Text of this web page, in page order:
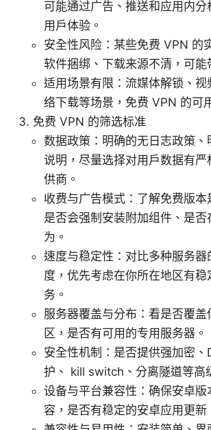
可能通过广告、推送和应用内分
用户体验。
安全性风险：某些免费 VPN 的
软件捆绑、下载来源不清，可能
适用场景有限：流媒体解锁、视
络下载等场景，免费 VPN 的可
免费 VPN 的筛选标准
数据政策：明确的无日志政策、
说明，尽量选择对用户数据有严
供商。
收费与广告模式：了解免费版本
是否会强制安装附加组件、是
为。
速度与稳定性：对比多种服务器
度，优先考虑在你所在地区有稳
务。
服务器覆盖与分布：看是否覆盖
区，是否有可用的专用服务器。
安全性机制：是否提供强加密、
护、 kill switch、分离隧道等高
设备与平台兼容性：确保安卓版
容，是否有稳定的安卓应用更新